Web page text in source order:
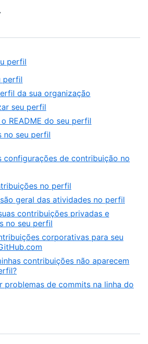
perfil
perfil
da sua organização
seu perfil
README do seu perfil
no seu perfil
configurações de contribuição no
no perfil
geral das atividades no perfil
contribuições privadas e
no seu perfil
corporativas para seu
contribuições não aparecem
problemas de commits na linha do